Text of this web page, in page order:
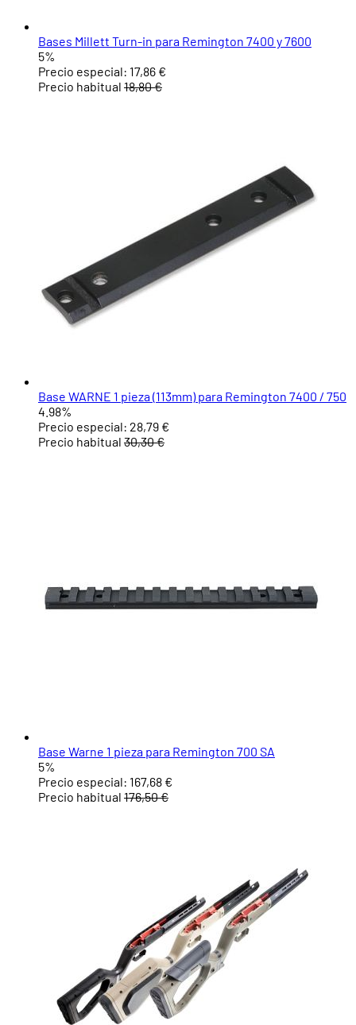
Bases Millett Turn-in para Remington 7400 y 7600
5%
Precio especial: 17,86 €
Precio habitual 18,80 €
Base WARNE 1 pieza (113mm) para Remington 7400 / 750
4.98%
Precio especial: 28,79 €
Precio habitual 30,30 €
Base Warne 1 pieza para Remington 700 SA
5%
Precio especial: 167,68 €
Precio habitual 176,50 €